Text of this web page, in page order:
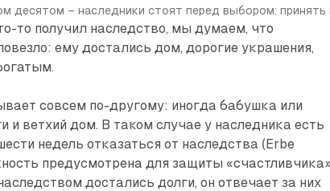
десятом – наследники стоят перед выбором: принять
то получил наследство, мы думаем, что
ему достались дом, дорогие украшения,
совсем по-другому: иногда бабушка или
и ветхий дом. В таком случае у наследника есть
недель отказаться от наследства (Erbe
предусмотрена для защиты
достались долги, он отвечает за них